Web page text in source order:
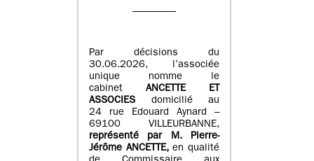
Par décisions du
30.06.2026, l’associée
unique nomme le
cabinet ANCETTE ET
ASSOCIES
domicilié au
24 rue Edouard Aynard –
69100 VILLEURBANNE,
représenté par M.Pierre-
Jérôme ANCETTE, en qualité